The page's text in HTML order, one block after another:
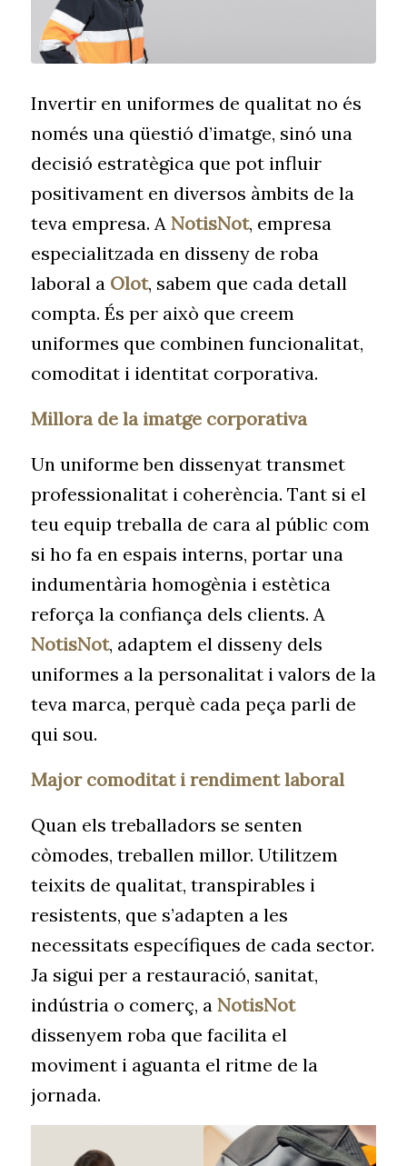
Invertir en uniformes de qualitat no és
només una qüestió d’imatge, sinó una
decisió estratègica que pot influir
positivament en diversos àmbits de la
teva empresa. A NotisNot, empresa
especialitzada en disseny de roba
laboral a Olot, sabem que cada detall
compta. És per això que creem
uniformes que combinen funcionalitat,
comoditat i identitat corporativa.
Millora de la imatge corporativa
Un uniforme ben dissenyat transmet
professionalitat i coherència. Tant si el
teu equip treballa de cara al públic com
si ho fa en espais interns, portar una
indumentària homogènia i estètica
reforça la confiança dels clients. A
NotisNot, adaptem el disseny dels
uniformes a la personalitat i valors de la
teva marca, perquè cada peça parli de
qui sou.
Major comoditat i rendiment laboral
Quan els treballadors se senten
còmodes, treballen millor. Utilitzem
teixits de qualitat, transpirables i
resistents, que s’adapten a les
necessitats específiques de cada sector.
Ja sigui per a restauració, sanitat,
indústria o comerç, a NotisNot
dissenyem roba que facilita el
moviment i aguanta el ritme de la
jornada.